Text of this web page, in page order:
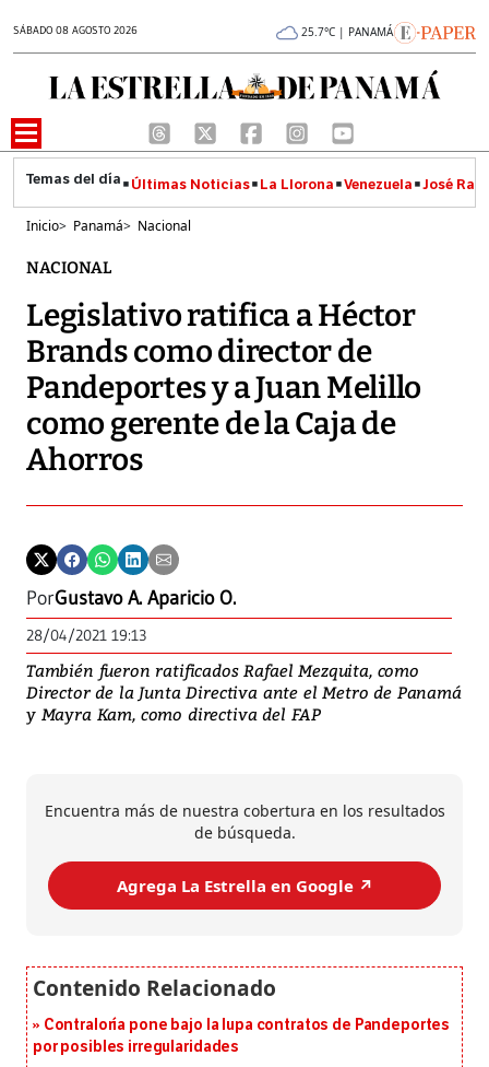
SÁBADO 08 AGOSTO 2026 25.7°C | PANAMÁ
Últimas Noticias La Llorona Venezuela José
Inicio> Panamá> Nacional
NACIONAL
Legislativo ratifica a Héctor
Brands como director de
Pandeportes y a Juan Melillo
como gerente de la Caja de
Ahorros
PorGustavo A. Aparicio O.
28/04/2021 19:13
También fueron ratificados Rafael Mezquita, como
Director de la Junta Directiva ante el Metro de Panamá
y Mayra Kam, como directiva del FAP
Encuentra más de nuestra cobertura en los resultados
de búsqueda.
Agrega La Estrella en Google ↗️
Contraloría pone bajo la lupa contratos de Pandeportes
por posibles irregularidades